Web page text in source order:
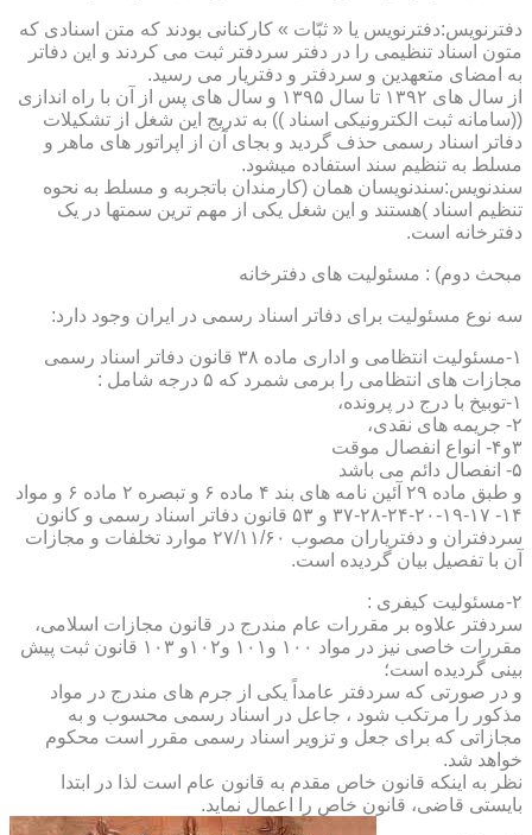
دفترنویس:دفترنویس یا « ثبّات » کارکنانی بودند که متن اسنادی که
متون اسناد تنظیمی را در دفتر سردفتر ثبت می کردند و این دفاتر
به امضای متعهدین و سردفتر و دفتریار می رسید.
از سال های ۱۳۹۲ تا سال ۱۳۹۵ و سال های پس از آن با راه اندازی
((سامانه ثبت الکترونیکی اسناد )) به تدریج این شغل از تشکیلات
دفاتر اسناد رسمی حذف گردید و بجای آن از اپراتور های ماهر و
مسلط به تنظیم سند استفاده میشود.
سندنویس:سندنویسان همان (کارمندان باتجربه و مسلط به نحوه
تنظیم اسناد )هستند و این شغل یکی از مهم ترین سمتها در یک
دفترخانه است.
مبحث دوم) : مسئولیت های دفترخانه
سه نوع مسئولیت برای دفاتر اسناد رسمی در ایران وجود دارد:
۱-مسئولیت انتظامی و اداری ماده ۳۸ قانون دفاتر اسناد رسمی
مجازات های انتظامی را برمی شمرد که ۵ درجه شامل :
۱-توبیخ با درج در پرونده،
۲- جریمه های نقدی،
۳و۴- انواع انفصال موقت
۵- انفصال دائم می باشد
و طبق ماده ۲۹ آئین نامه های بند ۴ ماده ۶ و تبصره ۲ ماده ۶ و مواد
۱۴- ۱۷-۱۹-۲۰-۲۴-۲۸-۳۷ و ۵۳ قانون دفاتر اسناد رسمی و کانون
سردفتران و دفتریاران مصوب ۲۷/۱۱/۶۰ موارد تخلفات و مجازات
آن با تفصیل بیان گردیده است.
۲-مسئولیت کیفری :
سردفتر علاوه بر مقررات عام مندرج در قانون مجازات اسلامی،
مقررات خاصی نیز در مواد ۱۰۰ و۱۰۱ و۱۰۲و ۱۰۳ قانون ثبت پیش
بینی گردیده است؛
و در صورتی که سردفتر عامداً یکی از جرم های مندرج در مواد
مذکور را مرتکب شود ، جاعل در اسناد رسمی محسوب و به
مجازاتی که برای جعل و تزویر اسناد رسمی مقرر است محکوم
خواهد شد.
نظر به اینکه قانون خاص مقدم به قانون عام است لذا در ابتدا
بایستی قاضی، قانون خاص را اعمال نماید.